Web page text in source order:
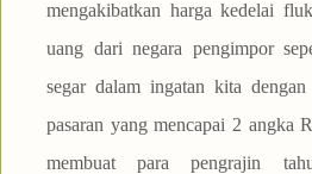
mengakibatkan harga kedelai
uang dari negara pengimpor
segar dalam ingatan kita
pasaran yang mencapai 2 angka
membuat para pengrajin